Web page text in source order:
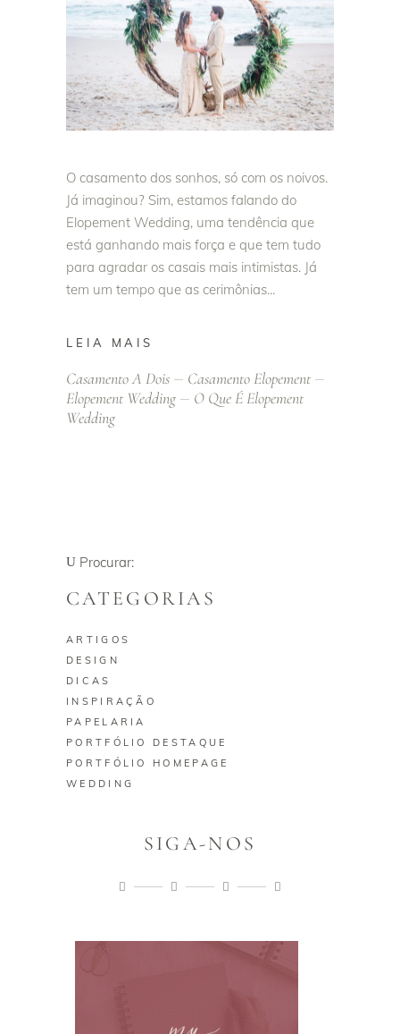
O casamento dos sonhos, só com os noivos.
Já imaginou? Sim, estamos falando do
Elopement Wedding, uma tendência que
está ganhando mais força e que tem tudo
para agradar os casais mais intimistas. Já
tem um tempo que as cerimônias
LEIA MAIS
Casamento A Dois
Casamento Elopement
Elopement Wedding
O Que É Elopement
Wedding
Procurar:
CATEGORIAS
ARTIGOS
DESIGN
DICAS
INSPIRAÇÃO
PAPELARIA
PORTFÓLIO DESTAQUE
PORTFÓLIO HOMEPAGE
WEDDING
SIGA-NOS